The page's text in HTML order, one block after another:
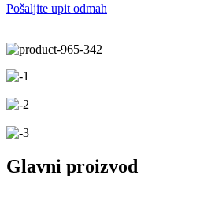
Pošaljite upit odmah
Glavni proizvod